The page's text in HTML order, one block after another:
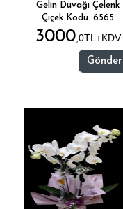
Gelin Duvağı Çelenk
Çiçek Kodu: 6565
3000,0TL+KDV
Gönder